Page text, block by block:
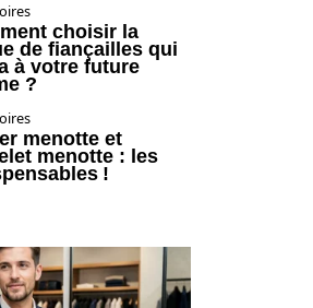
choisir la
de fiançailles qui
à votre future
?
menotte et
menotte : les
!